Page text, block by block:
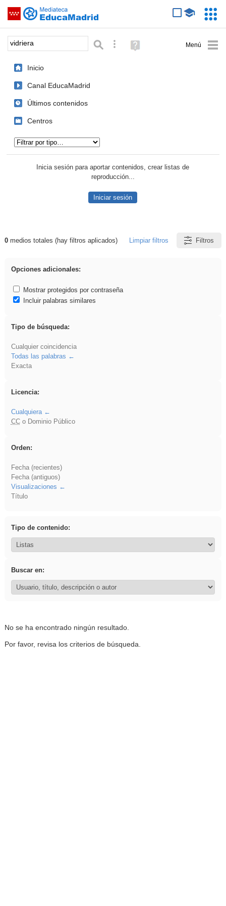
Saltar navegación
Palabra o frase: Búsqueda avanzada
Ayuda
(en
Inicio
Canal EducaMadrid
Últimos contenidos
Centros
Inicia sesión para aportar contenidos, crear listas de
reproducción...
Iniciar sesión
Resultados de: vidriera
0medios totales (hay filtros aplicados) Limpiar filtros Filtros
Opciones adicionales:
Mostrar protegidos por contraseña
Incluir palabras similares
Tipo de búsqueda:
Cualquier coincidencia
Todas las palabras
Exacta
Licencia:
Cualquiera
CCo Dominio Público
Orden:
Fecha (recientes)
Fecha (antiguos)
Visualizaciones
Título
Tipo de contenido:
Buscar en:
No se ha encontrado ningún resultado.
Por favor, revisa los criterios de búsqueda.